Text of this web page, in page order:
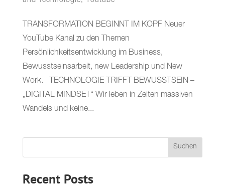
TRANSFORMATION BEGINNT IM KOPF Neuer
YouTube Kanal zu den Themen
Persönlichkeitsentwicklung im Business,
Bewusstseinsarbeit, new Leadership und New
Work. TECHNOLOGIE TRIFFT BEWUSSTSEIN –
„DIGITAL MINDSET“ Wir leben in Zeiten massiven
Wandels und keine...
Suchen
Recent Posts